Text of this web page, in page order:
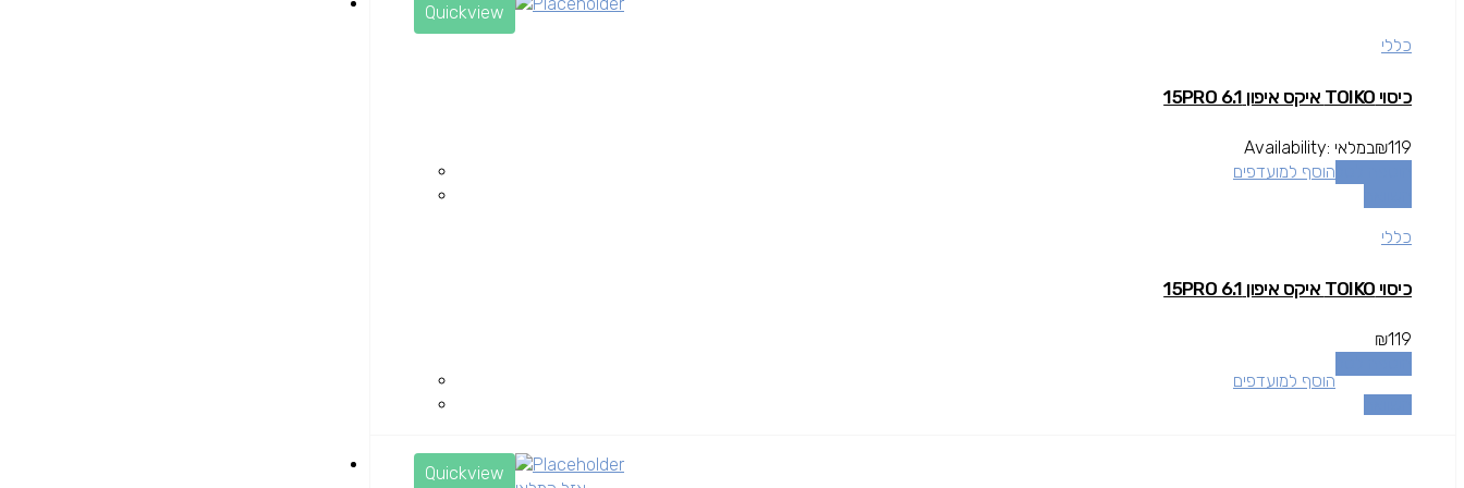
Quickview
כללי
כיסוי TOIKO איקס איפון 15PRO 6.1
₪119
Availability: במלאי
הוסף למועדפים
כללי
כיסוי TOIKO איקס איפון 15PRO 6.1
₪119
הוסף למועדפים
Quickview